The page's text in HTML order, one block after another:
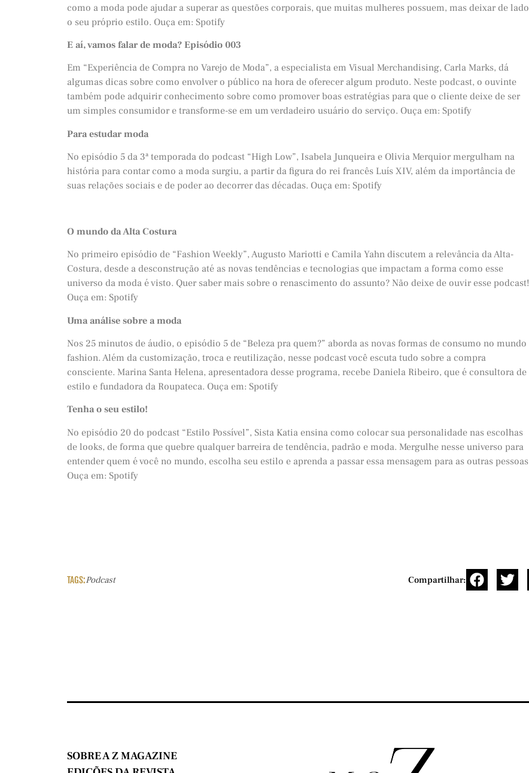
como a moda pode ajudar a superar as questões corporais, que muitas mulheres possuem, mas deixar de lado
o seu próprio estilo. Ouça em: Spotify
E aí, vamos falar de moda? Episódio 003
Em “Experiência de Compra no Varejo de Moda”, a especialista em Visual Merchandising, Carla Marks, dá
algumas dicas sobre como envolver o público na hora de oferecer algum produto. Neste podcast, o ouvinte
também pode adquirir conhecimento sobre como promover boas estratégias para que o cliente deixe de ser
um simples consumidor e transforme-se em um verdadeiro usuário do serviço. Ouça em: Spotify
Para estudar moda
No episódio 5 da 3ª temporada do podcast “High Low”, Isabela Junqueira e Olivia Merquior mergulham na
história para contar como a moda surgiu, a partir da figura do rei francês Luís XIV, além da importância de
suas relações sociais e de poder ao decorrer das décadas. Ouça em: Spotify
O mundo da Alta Costura
No primeiro episódio de “Fashion Weekly”, Augusto Mariotti e Camila Yahn discutem a relevância da Alta-
Costura, desde a desconstrução até as novas tendências e tecnologias que impactam a forma como esse
universo da moda é visto. Quer saber mais sobre o renascimento do assunto? Não deixe de ouvir esse podcast!
Ouça em: Spotify
Uma análise sobre a moda
Nos 25 minutos de áudio, o episódio 5 de “Beleza pra quem?” aborda as novas formas de consumo no mundo
fashion. Além da customização, troca e reutilização, nesse podcast você escuta tudo sobre a compra
consciente. Marina Santa Helena, apresentadora desse programa, recebe Daniela Ribeiro, que é consultora de
estilo e fundadora da Roupateca. Ouça em: Spotify
Tenha o seu estilo!
No episódio 20 do podcast “Estilo Possível”, Sista Katia ensina como colocar sua personalidade nas escolhas
de looks, de forma que quebre qualquer barreira de tendência, padrão e moda. Mergulhe nesse universo para
entender quem é você no mundo, escolha seu estilo e aprenda a passar essa mensagem para as outras
Ouça em: Spotify
TAGS:Podcast Compartilhar:
SOBRE A Z MAGAZINE